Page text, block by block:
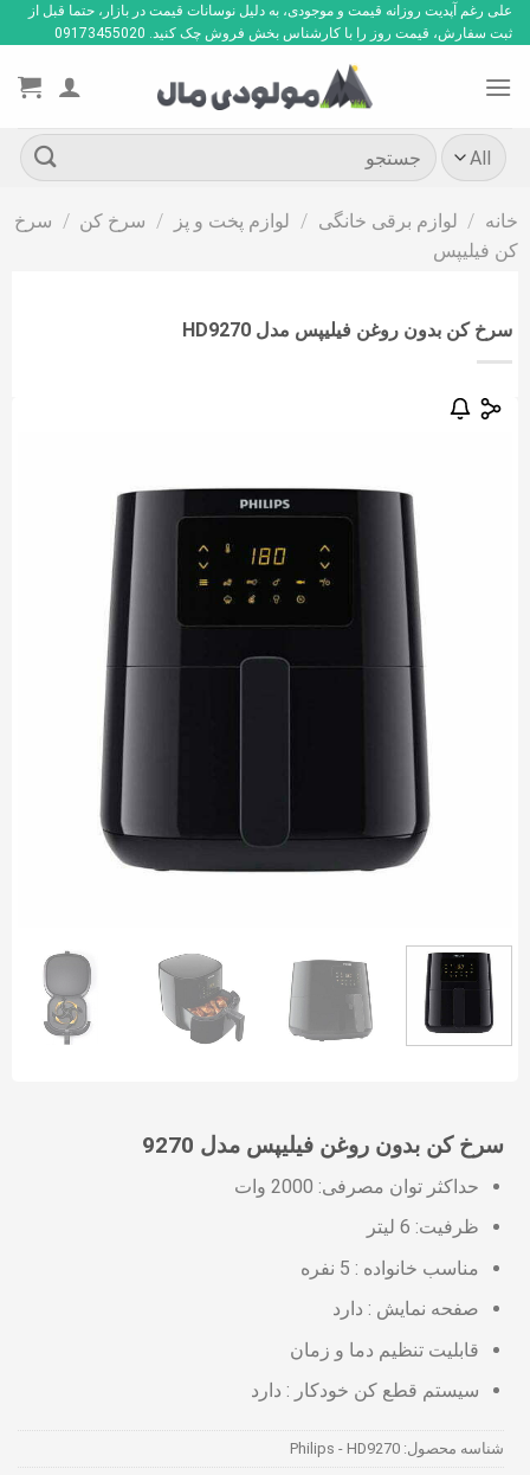
Skip
to
علی رغم آپدیت روزانه قیمت و موجودی، به دلیل نوسانات قیمت در بازار، حتما قبل از
ثبت سفارش، قیمت روز را با کارشناس بخش فروش چک کنید. 09173455020
جستجو
برای:
خانه / لوازم برقی خانگی / لوازم پخت و پز / سرخ کن / سرخ
کن فیلیپس
سرخ کن بدون روغن فیلیپس مدل HD9270
سرخ کن بدون روغن فیلیپس مدل 9270
حداکثر توان مصرفی: 2000 وات
ظرفیت: 6 لیتر
مناسب خانواده : 5 نفره
صفحه نمایش : دارد
قابلیت تنظیم دما و زمان
سیستم قطع کن خودکار : دارد
شناسه محصول: Philips - HD9270